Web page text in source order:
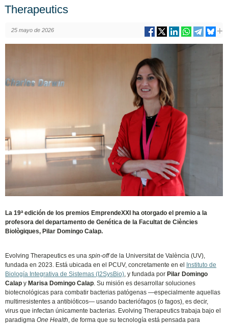
Therapeutics
25 mayo de 2026
La 19ª edición de los premios EmprendeXXI ha otorgado el premio a la
profesora del departamento de Genética de la Facultat de Ciències
Biològiques, Pilar Domingo Calap.
Evolving Therapeutics es unaspin-offde la Universitat de València (UV),
fundada en 2023. Está ubicada en el PCUV, concretamente en el
Instituto de
Biología Integrativa de Sistemas (I2SysBio), y fundada por Pilar Domingo
Calap y Marisa Domingo Calap. Su misión es desarrollar soluciones
biotecnológicas para combatir bacterias patógenas —especialmente aquellas
multirresistentes a antibióticos— usando bacteriófagos (o fagos), es decir,
virus que infectan únicamente bacterias. Evolving Therapeutics trabaja bajo el
paradigmaOne Health, de forma que su tecnología está pensada para